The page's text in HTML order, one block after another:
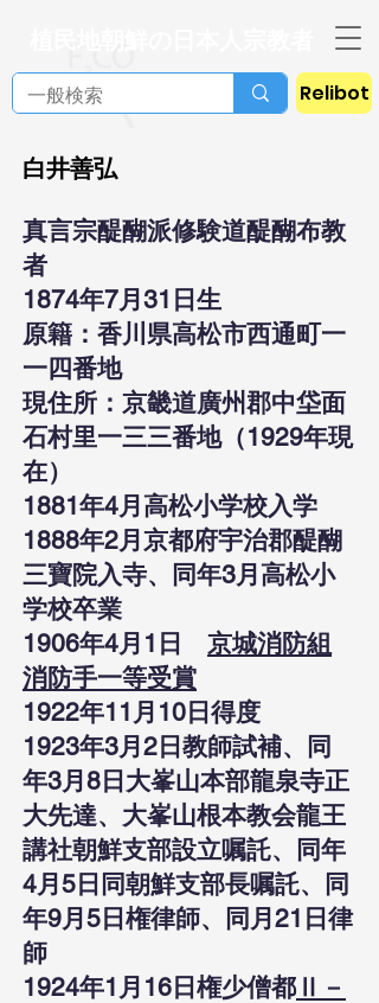
Relibot
白井善弘
真言宗醍醐派修験道醍醐布教
者
1874年7月31日生
原籍：香川県高松市西通町一
一四番地
現住所：京畿道廣州郡中垈面
石村里一三三番地（1929年現
在）
1881年4月高松小学校入学
1888年2月京都府宇治郡醍醐
三寶院入寺、同年3月高松小
学校卒業
1906年4月1日 京城消防組
消防手一等受賞
1922年11月10日得度
1923年3月2日教師試補、同
年3月8日大峯山本部龍泉寺正
大先達、大峯山根本教会龍王
講社朝鮮支部設立嘱託、同年
4月5日同朝鮮支部長嘱託、同
年9月5日権律師、同月21日律
師
1924年1月16日権少僧都 Ⅱ－